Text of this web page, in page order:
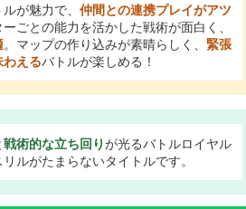
が魅力で、 仲間との連携プレイがアツ
ごとの能力を活かした戦術が面白く、
。マップの作り込みが素晴らしく、 緊張
えるバトルが楽しめる！
戦術的な立ち回りが光るバトルロイヤル
ルがたまらないタイトルです。